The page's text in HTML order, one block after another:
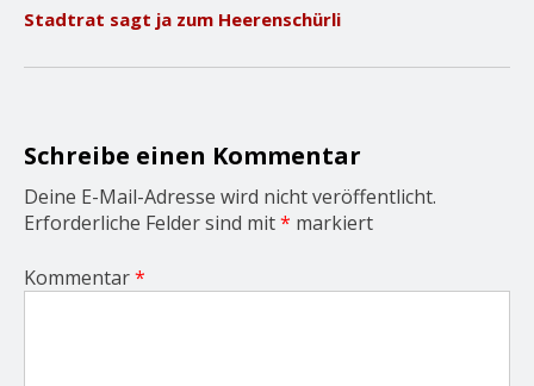
i
o
n
Stadtrat sagt ja zum Heerenschürli
Schreibe einen Kommentar
Deine E-Mail-Adresse wird nicht veröffentlicht.
Erforderliche Felder sind mit* markiert
Kommentar*